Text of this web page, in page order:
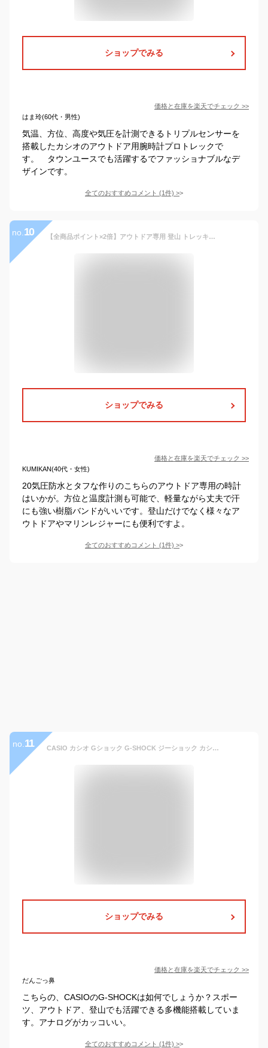
ショップでみる
価格と在庫を楽天でチェック >>
はま玲(60代・男性)
気温、方位、高度や気圧を計測できるトリプルセンサーを
搭載したカシオのアウトドア用腕時計プロトレックで
す。 タウンユースでも活躍するでファッショナブルなデ
ザインです。
全てのおすすめコメント (1件) >
no. 10 【全商品ポイント×2倍】アウトドア専用 登山 トレッキング ハイキング 国内正規品 CASIO カシオ 腕時計 メンズ レディース 時計 SPORTS GEAR 20気圧防水 デジタル シンプル アウトドア キャンプ 合格 入学 卒業 社会人 記念日
ショップでみる
価格と在庫を楽天でチェック >>
KUMIKAN(40代・女性)
20気圧防水とタフな作りのこちらのアウトドア専用の時計
はいかが。方位と温度計測も可能で、軽量ながら丈夫で汗
にも強い樹脂バンドがいいです。登山だけでなく様々なア
ウトドアやマリンレジャーにも便利ですよ。
全てのおすすめコメント (1件) >
no. 11 CASIO カシオ Gショック G-SHOCK ジーショック カシオ AW-500E-1E 時計 防水 アナログ デジタル メンズ 黒 ブラック カジュアル サーフィン ミリタリー ランニングウォッチ スポーツ 登山 誕生日プレゼント 男性 彼氏 旦那 夫 友達 ギフト
ショップでみる
価格と在庫を楽天でチェック >>
だんごっ鼻
こちらの、CASIOのG-SHOCKは如何でしょうか？スポー
ツ、アウトドア、登山でも活躍できる多機能搭載していま
す。アナログがカッコいい。
全てのおすすめコメント (1件) >